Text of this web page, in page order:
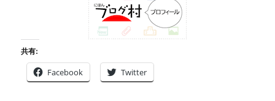
共有:
Facebook Twitter